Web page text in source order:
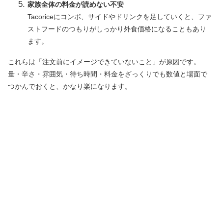
家族全体の料金が読めない不安
Tacoriceにコンボ、サイドやドリンクを足していくと、ファ
ストフードのつもりがしっかり外食価格になることもあり
ます。
これらは「注文前にイメージできていないこと」が原因です。
量・辛さ・雰囲気・待ち時間・料金をざっくりでも数値と場面で
つかんでおくと、かなり楽になります。